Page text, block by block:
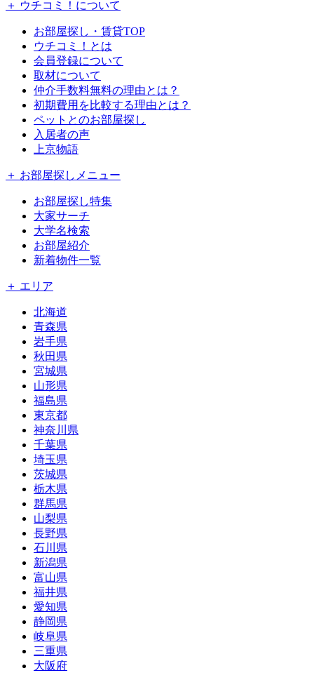
＋ ウチコミ！について
お部屋探し・賃貸TOP
ウチコミ！とは
会員登録について
取材について
仲介手数料無料の理由とは？
初期費用を比較する理由とは？
ペットとのお部屋探し
入居者の声
上京物語
＋ お部屋探しメニュー
お部屋探し特集
大家サーチ
大学名検索
お部屋紹介
新着物件一覧
＋ エリア
北海道
青森県
岩手県
秋田県
宮城県
山形県
福島県
東京都
神奈川県
千葉県
埼玉県
茨城県
栃木県
群馬県
山梨県
長野県
石川県
新潟県
富山県
福井県
愛知県
静岡県
岐阜県
三重県
大阪府